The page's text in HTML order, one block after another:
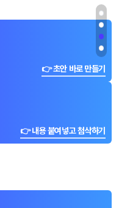
👉 초안 바로 만들기
👉 내용 붙여넣고 첨삭하기